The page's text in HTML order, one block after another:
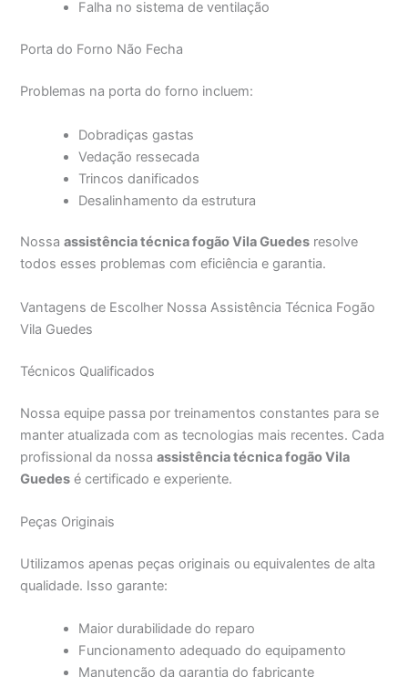
Falha no sistema de ventilação
Porta do Forno Não Fecha
Problemas na porta do forno incluem:
Dobradiças gastas
Vedação ressecada
Trincos danificados
Desalinhamento da estrutura
Nossaassistência técnica fogão Vila Guedes resolve
todos esses problemas com eficiência e garantia.
Vantagens de Escolher Nossa Assistência Técnica Fogão
Vila Guedes
Técnicos Qualificados
Nossa equipe passa por treinamentos constantes para se
manter atualizada com as tecnologias mais recentes. Cada
profissional da nossaassistência técnica fogão Vila
Guedes é certificado e experiente.
Peças Originais
Utilizamos apenas peças originais ou equivalentes de alta
qualidade. Isso garante:
Maior durabilidade do reparo
Funcionamento adequado do equipamento
Manutenção da garantia do fabricante